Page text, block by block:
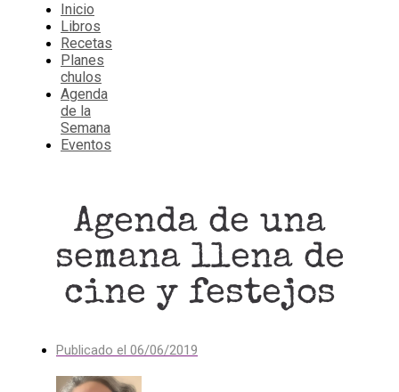
Inicio
Libros
Recetas
Planes
chulos
Agenda
de la
Semana
Eventos
Agenda de una
semana llena de
cine y festejos
Publicado el 06/06/2019